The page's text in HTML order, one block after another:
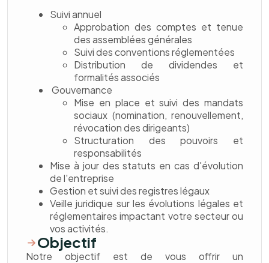
Suivi annuel
Approbation des comptes et tenue
des assemblées générales
Suivi des conventions réglementées
Distribution de dividendes et
formalités associés
Gouvernance
Mise en place et suivi des mandats
sociaux (nomination, renouvellement,
révocation des dirigeants)
Structuration des pouvoirs et
responsabilités
Mise à jour des statuts en cas d'évolution
de l'entreprise
Gestion et suivi des registres légaux
Veille juridique sur les évolutions légales et
réglementaires impactant votre secteur ou
vos activités.
Objectif
Notre objectif est de vous offrir un